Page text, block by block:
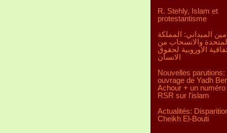
R. Stehly, Islam et
protestantisme
الميداني: المملكة
والانسحاب من
الاوروبية لحقوق
الانسان
Nouvelles parutions:
ouvrage de Yadh
Achour + un numéro
RSR sur l'islam
Actualités:
Cheikh El-Bouti